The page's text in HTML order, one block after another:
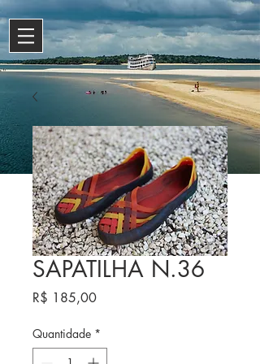
SAPATILHA N.36
R$ 185,00Preço
Quantidade *